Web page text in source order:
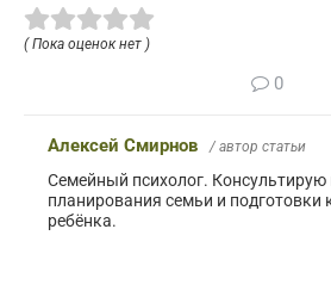
( Пока оценок нет )
0
Алексей Смирнов / автор статьи
Семейный психолог.
планирования семьи и
ребёнка.